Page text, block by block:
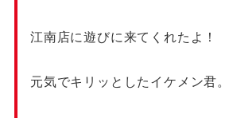
江南店に遊びに来てくれたよ！
元気でキリッとしたイケメン君。